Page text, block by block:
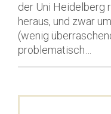
der Uni Heidelberg
heraus, und zwar
(wenig
problematisch…